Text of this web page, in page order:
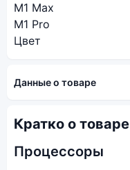
M1 Max
M1 Pro
Цвет
Данные о товаре
Кратко о товаре
Процессоры